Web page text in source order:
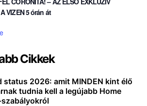
VIZEN 5 órán át
Cikkek
status 2026: amit MINDEN kint élő
tudnia kell a legújabb Home